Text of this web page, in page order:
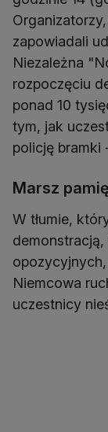
zapowiadali
Niezależna
rozpoczęciu
ponad 10
tym, jak
policję bramki
Marsz
W tłumie,
Niemcowa
uczestnicy